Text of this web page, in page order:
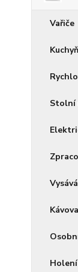
Vařiče
Stolní
Holení